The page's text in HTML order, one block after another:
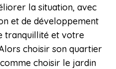
la situation, avec
et de développement
tranquillité et votre
choisir son quartier
choisir le jardin